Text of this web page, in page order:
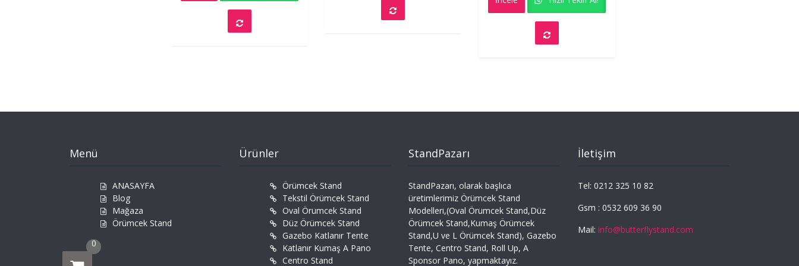
Menü
ANASAYFA
Blog
Mağaza
Örümcek Stand
Ürünler
Örümcek Stand
Tekstil Örümcek Stand
Oval Örümcek Stand
Düz Örümcek Stand
Gazebo Katlanır Tente
Katlanır Kumaş A Pano
Centro Stand
StandPazarı
StandPazarı, olarak başlıca
üretimlerimiz Örümcek Stand
Modelleri,(Oval Örümcek Stand,Düz
Örümcek Stand,Kumaş Örümcek
Stand,U ve L Örümcek Stand), Gazebo
Tente, Centro Stand, Roll Up, A
Sponsor Pano, yapmaktayız.
İletişim
Tel: 0212 325 10 82
Gsm : 0532 609 36 90
Mail: info@butterflystand.com
0